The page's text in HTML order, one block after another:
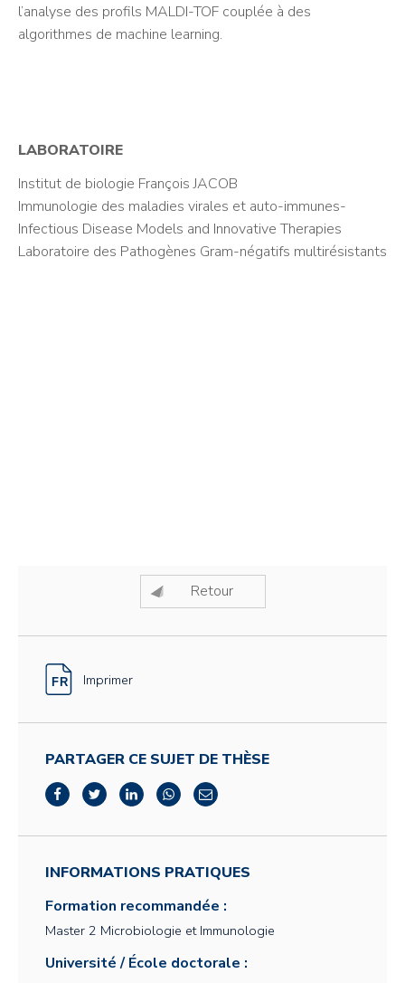
l’analyse des profils MALDI-TOF couplée à des
algorithmes de machine learning.
LABORATOIRE
Institut de biologie François JACOB
Immunologie des maladies virales et auto-immunes-
Infectious Disease Models and Innovative Therapies
Laboratoire des Pathogènes Gram-négatifs multirésistants
Retour
Imprimer
PARTAGER CE SUJET DE THÈSE
INFORMATIONS PRATIQUES
Formation recommandée :
Master 2 Microbiologie et Immunologie
Université / École doctorale :